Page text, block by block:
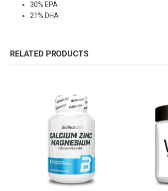
30% EPA
21% DHA
RELATED PRODUCTS